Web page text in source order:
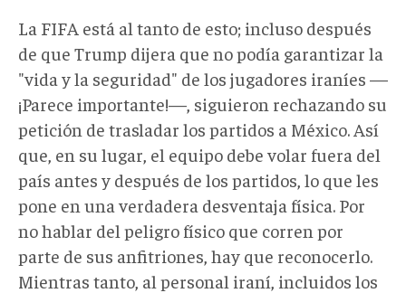
La FIFA está al tanto de esto; incluso después
de que Trump dijera que no podía garantizar la
"vida y la seguridad" de los jugadores iraníes —
¡Parece importante!—, siguieron rechazando su
petición de trasladar los partidos a México. Así
que, en su lugar, el equipo debe volar fuera del
país antes y después de los partidos, lo que les
pone en una verdadera desventaja física. Por
no hablar del peligro físico que corren por
parte de sus anfitriones, hay que reconocerlo.
Mientras tanto, al personal iraní, incluidos los